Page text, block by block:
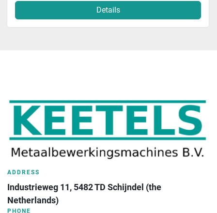
Details
ADDRESS
Industrieweg 11, 5482 TD Schijndel (the
Netherlands)
PHONE